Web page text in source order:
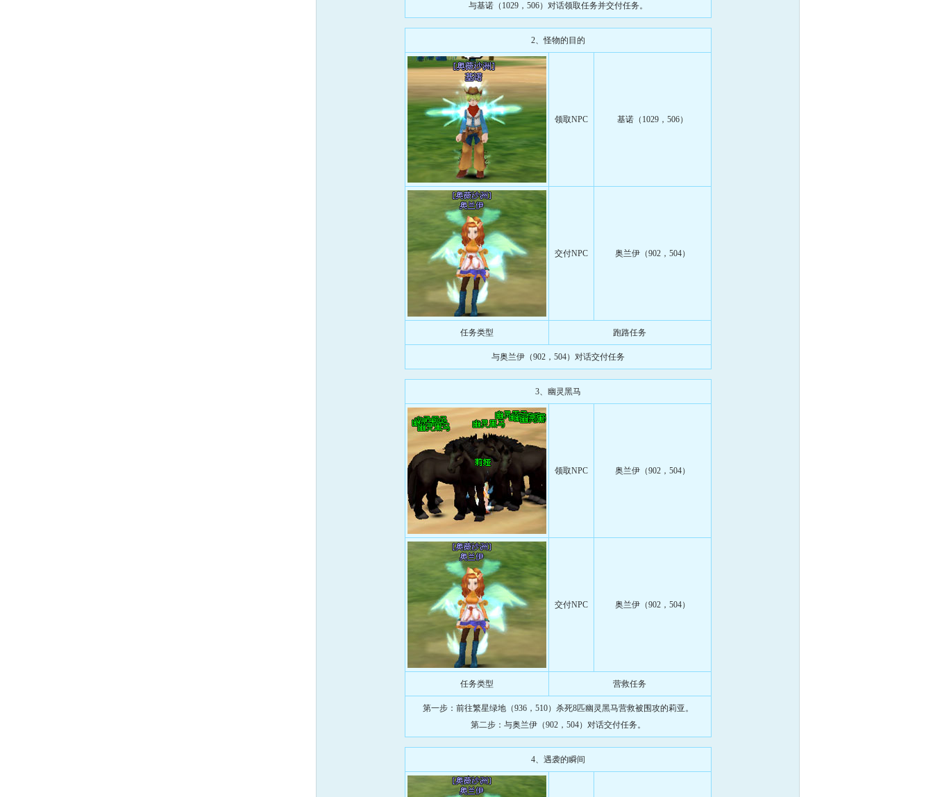
与基诺（1029，506）对话领取任务并交付任务。
2、怪物的目的
领取NPC 基诺（1029，506）
交付NPC 奥兰伊（902，504）
任务类型 跑路任务
与奥兰伊（902，504）对话交付任务
3、幽灵黑马
领取NPC 奥兰伊（902，504）
交付NPC 奥兰伊（902，504）
任务类型 营救任务
第一步：前往繁星绿地（936，510）杀死8匹幽灵黑马营救被围攻的莉亚。
第二步：与奥兰伊（902，504）对话交付任务。
4、遇袭的瞬间